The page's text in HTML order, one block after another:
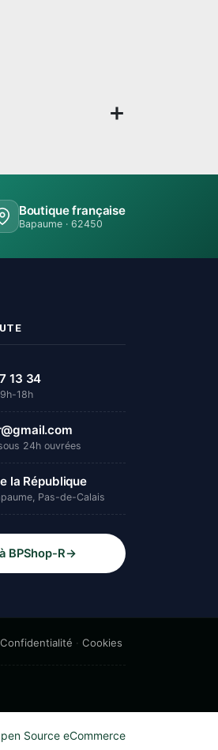
Boutique française
Bapaume · 62450
13 34
9h-18h
24h ouvrées
la République
Pas-de-Calais
BPShop-R→
Confidentialité · Cookies
Source eCommerce